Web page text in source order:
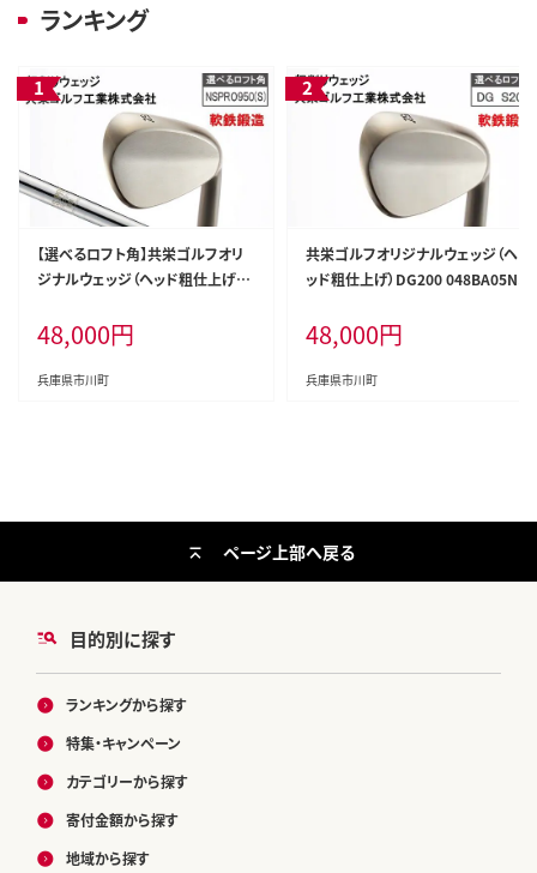
ランキング
【選べるロフト角】共栄ゴルフオリ
ジナルウェッジ（ヘッド粗仕上げ）N
産 ゴルフクラブ ウェッジ 選べるロ
フト フォージド 軟鉄鍛造 ゴルフ用
品
48,000円
兵庫県市川町
共栄ゴルフオリジナルウェッジ（ヘ
ッド粗仕上げ）DG200 048BA05N.
48,000円
兵庫県市川町
目的別に探す
ランキングから探す
特集・キャンペーン
カテゴリーから探す
寄付金額から探す
地域から探す
ページ上部へ戻る